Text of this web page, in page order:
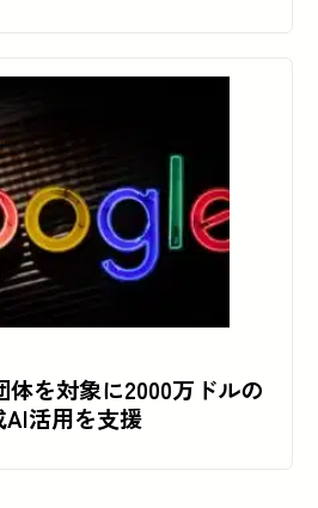
体を対象に2000万ドルの
活用を支援